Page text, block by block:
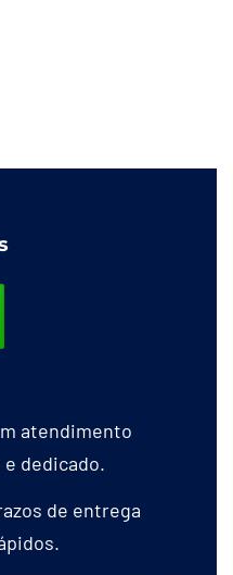
atendimento
dedicado.
de entrega